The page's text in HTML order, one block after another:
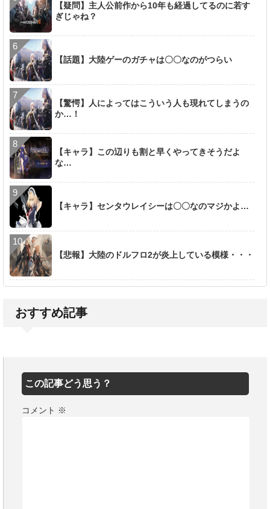
【疑問】主人公前作から10年も経過してるのに若す
ぎじゃね？
【話題】大陸ゲーのガチャは〇〇なのがつらい
【驚愕】人によってはこういう人も現れてしまうの
か…！
【キャラ】この辺りも割と早くやってきそうだよ
な…
【キャラ】センタウレイシーは〇〇なのマジかよ…
【悲報】大陸のドルフロ2が炎上している模様・・・
おすすめ記事
この記事どう思う？
コメント ※